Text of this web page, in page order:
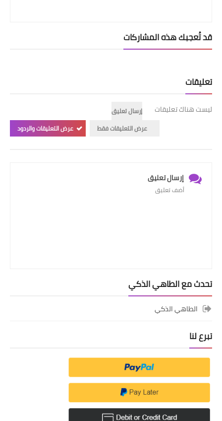
قد تُعجبك هذه المشاركات
تعليقات
ليست هناك تعليقات
إرسال تعليق
عرض التعليقات فقط
عرض التعليقات والردود
إرسال تعليق
أضف تعليق
تحدث مع الطاهي الذكي
الطاهي الذكي
تبرع لنا